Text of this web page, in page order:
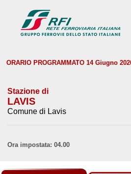
ORARIO PROGRAMMATO 14 Giugno
Stazione di
LAVIS
Comune di Lavis
Ora impostata: 04.00